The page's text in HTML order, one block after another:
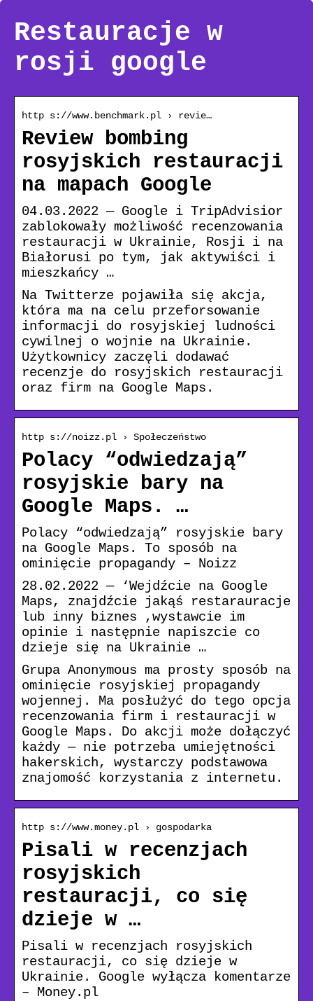
Restauracje w
rosji google
http s://www.benchmark.pl › revie…
Review bombing
rosyjskich restauracji
na mapach Google
04.03.2022 — Google i TripAdvisior
zablokowały możliwość recenzowania
restauracji w Ukrainie, Rosji i na
Białorusi po tym, jak aktywiści i
mieszkańcy …
Na Twitterze pojawiła się akcja,
która ma na celu przeforsowanie
informacji do rosyjskiej ludności
cywilnej o wojnie na Ukrainie.
Użytkownicy zaczęli dodawać
recenzje do rosyjskich restauracji
oraz firm na Google Maps.
http s://noizz.pl › Społeczeństwo
Polacy “odwiedzają”
rosyjskie bary na
Google Maps. …
Polacy “odwiedzają” rosyjskie bary
na Google Maps. To sposób na
ominięcie propagandy – Noizz
28.02.2022 — ‘Wejdźcie na Google
Maps, znajdźcie jakąś restarauracje
lub inny biznes ,wystawcie im
opinie i następnie napiszcie co
dzieje się na Ukrainie …
Grupa Anonymous ma prosty sposób na
ominięcie rosyjskiej propagandy
wojennej. Ma posłużyć do tego opcja
recenzowania firm i restauracji w
Google Maps. Do akcji może dołączyć
każdy — nie potrzeba umiejętności
hakerskich, wystarczy podstawowa
znajomość korzystania z internetu.
http s://www.money.pl › gospodarka
Pisali w recenzjach
rosyjskich
restauracji, co się
dzieje w …
Pisali w recenzjach rosyjskich
restauracji, co się dzieje w
Ukrainie. Google wyłącza komentarze
– Money.pl